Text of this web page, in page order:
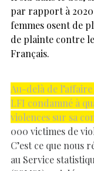
par rapport à
femmes osent de
de plainte contre
Français.
Au-delà de
LFI condamné à
violences sur sa
000 victimes de
C’est ce que nous
au Service